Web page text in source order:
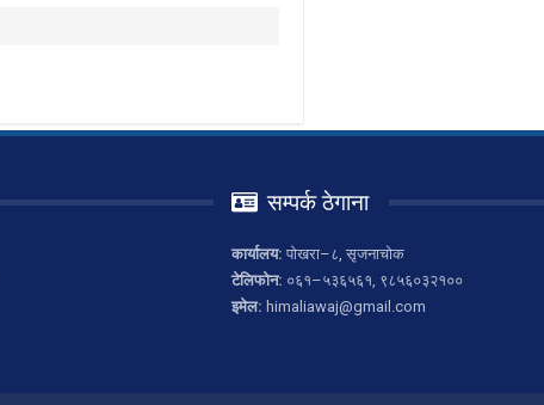
सम्पर्क ठेगाना
कार्यालय: पोखरा–८, सृजनाचोक
टेलिफोन: ०६१–५३६५६१, ९८५६०३२१००
इमेल: himaliawaj@gmail.com